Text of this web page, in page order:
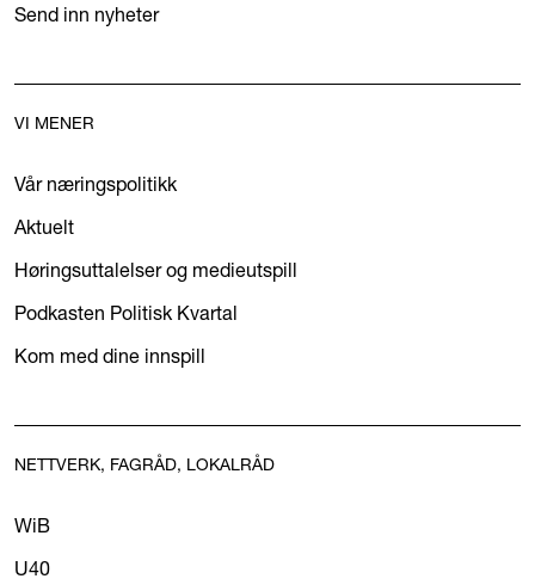
Send inn nyheter
VI MENER
Vår næringspolitikk
Aktuelt
Høringsuttalelser og medieutspill
Podkasten Politisk Kvartal
Kom med dine innspill
NETTVERK, FAGRÅD, LOKALRÅD
WiB
U40